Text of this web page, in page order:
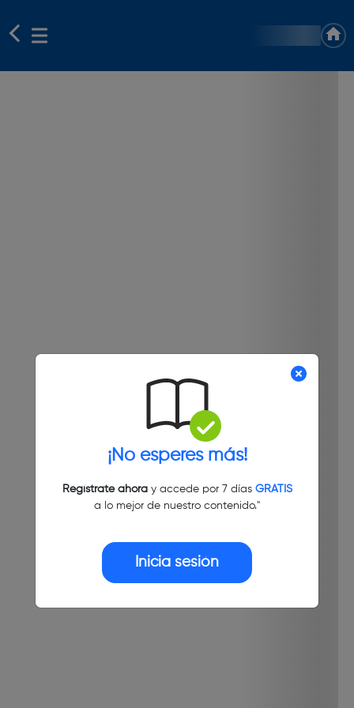
¡No esperes más!
Regístrate ahoray accede por 7 días GRATIS
a lo mejor de nuestro contenido."
Inicia sesión